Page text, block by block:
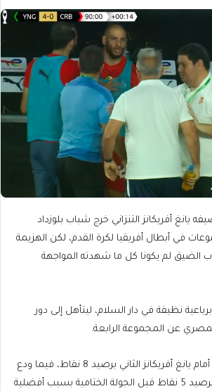
أفريكانز التنزاني خرج شباب بلوزداد
في أبطال أفريقيا لكرة القدم، لكن الهزيمة
الضيق لم يكونا كل ما شهدته المواجهة
نظيفة في دار السلام، ليتأهل إلى دور
المصري عن المجموعة الرابعة.
وتصدر الأهلي بـ9 نقاط أمام يانغ أفريكانز الثاني برصيد 8 نقاط، فيما ودع
شباب بلوزداد البطولة برصيد 5 نقاط قبل الجولة الختامية بسبب أفضلية